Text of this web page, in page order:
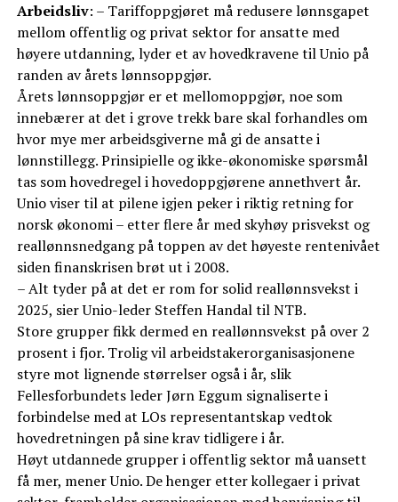
Arbeidsliv: – Tariffoppgjøret må redusere lønnsgapet
mellom offentlig og privat sektor for ansatte med
høyere utdanning, lyder et av hovedkravene til Unio på
randen av årets lønnsoppgjør.
Årets lønnsoppgjør er et mellomoppgjør, noe som
innebærer at det i grove trekk bare skal forhandles om
hvor mye mer arbeidsgiverne må gi de ansatte i
lønnstillegg. Prinsipielle og ikke-økonomiske spørsmål
tas som hovedregel i hovedoppgjørene annethvert år.
Unio viser til at pilene igjen peker i riktig retning for
norsk økonomi – etter flere år med skyhøy prisvekst og
reallønnsnedgang på toppen av det høyeste rentenivået
siden finanskrisen brøt ut i 2008.
– Alt tyder på at det er rom for solid reallønnsvekst i
2025, sier Unio-leder Steffen Handal til NTB.
Store grupper fikk dermed en reallønnsvekst på over 2
prosent i fjor. Trolig vil arbeidstakerorganisasjonene
styre mot lignende størrelser også i år, slik
Fellesforbundets leder Jørn Eggum signaliserte i
forbindelse med at LOs representantskap vedtok
hovedretningen på sine krav tidligere i år.
Høyt utdannede grupper i offentlig sektor må uansett
få mer, mener Unio. De henger etter kollegaer i privat